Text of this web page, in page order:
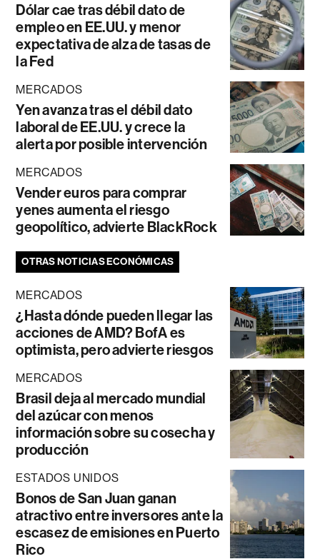
Dólar cae tras débil dato de
empleo en EE.UU. y menor
expectativa de alza de tasas de
la Fed
MERCADOS
Yen avanza tras el débil dato
laboral de EE.UU. y crece la
alerta por posible intervención
MERCADOS
Vender euros para comprar
yenes aumenta el riesgo
geopolítico, advierte BlackRock
OTRAS NOTICIAS ECONÓMICAS
MERCADOS
¿Hasta dónde pueden llegar las
acciones de AMD? BofA es
optimista, pero advierte riesgos
MERCADOS
Brasil deja al mercado mundial
del azúcar con menos
información sobre su cosecha y
producción
ESTADOS UNIDOS
Bonos de San Juan ganan
atractivo entre inversores ante la
escasez de emisiones en Puerto
Rico